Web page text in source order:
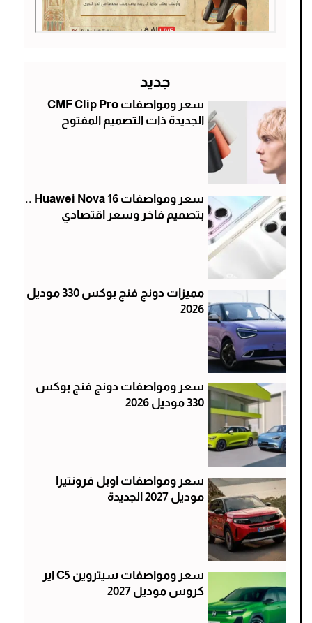
جديد
سعر ومواصفات CMF Clip Pro
الجديدة ذات التصميم المفتوح
سعر ومواصفات Huawei Nova 16 ..
بتصميم فاخر وسعر اقتصادي
مميزات دونج فنج بوكس 330 موديل
2026
سعر ومواصفات دونج فنج بوكس
330 موديل 2026
سعر ومواصفات اوبل فرونتيرا
موديل 2027 الجديدة
سعر ومواصفات سيتروين C5 اير
كروس موديل 2027